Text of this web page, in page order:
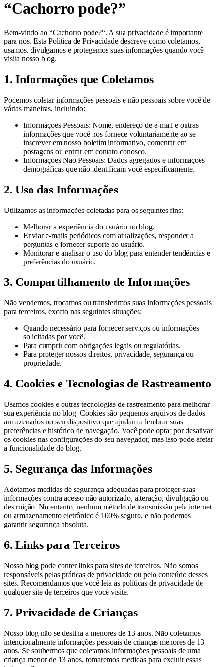
“Cachorro pode?”
Bem-vindo ao “Cachorro pode?“. A sua privacidade é importante
para nós. Esta Política de Privacidade descreve como coletamos,
usamos, divulgamos e protegemos suas informações quando você
visita nosso blog.
1. Informações que Coletamos
Podemos coletar informações pessoais e não pessoais sobre você de
várias maneiras, incluindo:
Informações Pessoais: Nome, endereço de e-mail e outras
informações que você nos fornece voluntariamente ao se
inscrever em nosso boletim informativo, comentar em
postagens ou entrar em contato conosco.
Informações Não Pessoais: Dados agregados e informações
demográficas que não identificam você especificamente.
2. Uso das Informações
Utilizamos as informações coletadas para os seguintes fins:
Melhorar a experiência do usuário no blog.
Enviar e-mails periódicos com atualizações, responder a
perguntas e fornecer suporte ao usuário.
Monitorar e analisar o uso do blog para entender tendências e
preferências do usuário.
3. Compartilhamento de Informações
Não vendemos, trocamos ou transferimos suas informações pessoais
para terceiros, exceto nas seguintes situações:
Quando necessário para fornecer serviços ou informações
solicitadas por você.
Para cumprir com obrigações legais ou regulatórias.
Para proteger nossos direitos, privacidade, segurança ou
propriedade.
4. Cookies e Tecnologias de Rastreamento
Usamos cookies e outras tecnologias de rastreamento para melhorar
sua experiência no blog. Cookies são pequenos arquivos de dados
armazenados no seu dispositivo que ajudam a lembrar suas
preferências e histórico de navegação. Você pode optar por desativar
os cookies nas configurações do seu navegador, mas isso pode afetar
a funcionalidade do blog.
5. Segurança das Informações
Adotamos medidas de segurança adequadas para proteger suas
informações contra acesso não autorizado, alteração, divulgação ou
destruição. No entanto, nenhum método de transmissão pela internet
ou armazenamento eletrônico é 100% seguro, e não podemos
garantir segurança absoluta.
6. Links para Terceiros
Nosso blog pode conter links para sites de terceiros. Não somos
responsáveis pelas práticas de privacidade ou pelo conteúdo desses
sites. Recomendamos que você leia as políticas de privacidade de
qualquer site de terceiros que você visite.
7. Privacidade de Crianças
Nosso blog não se destina a menores de 13 anos. Não coletamos
intencionalmente informações pessoais de crianças menores de 13
anos. Se soubermos que coletamos informações pessoais de uma
criança menor de 13 anos, tomaremos medidas para excluir essas